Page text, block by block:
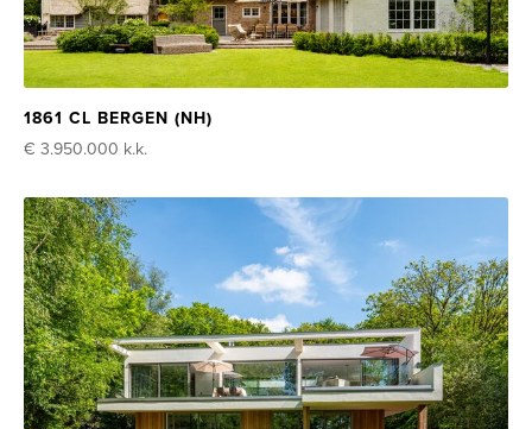
1861 CL BERGEN (NH)
€ 3.950.000 k.k.